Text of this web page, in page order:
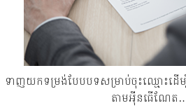
ទាញ​យក​ទម្រង់​បែប​បទ​សម្រាប់​ចុះ​ឈ្មោះ​ដើម្បី​
តាម​អុីនធើណែត